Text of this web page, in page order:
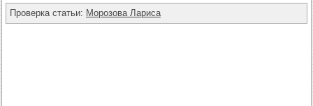
Проверка статьи: Морозова Лариса